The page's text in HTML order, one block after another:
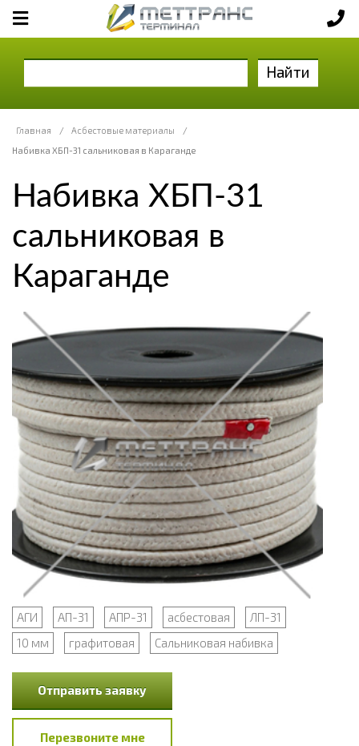
Найти
Главная / Асбестовые материалы
/
Набивка ХБП-31 сальниковая в Караганде
Набивка ХБП-31
сальниковая в
Караганде
АГИ АП-31 АПР-31 асбестовая
ЛП-31
10 мм
графитовая Сальниковая набивка
Отправить заявку
Перезвоните мне